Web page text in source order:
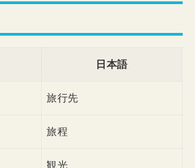
日本語
旅行先
旅程
観光